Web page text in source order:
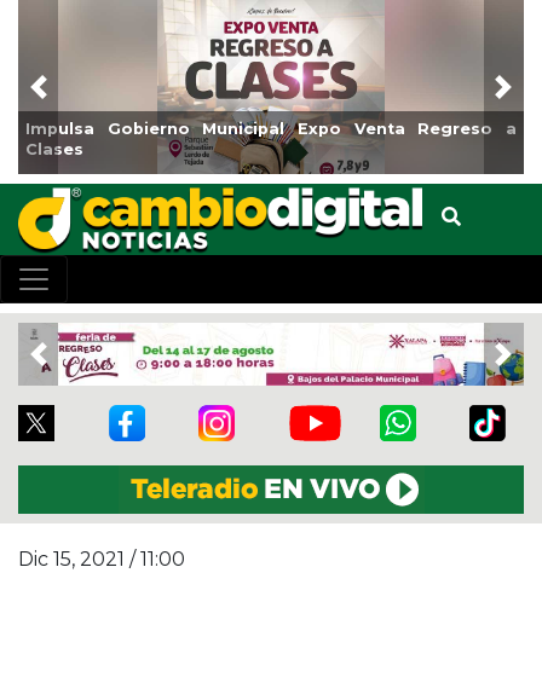
Impulsa Gobierno Municipal Expo Venta Regreso a
Clases
Previous
Previous
Dic 15, 2021 / 11:00